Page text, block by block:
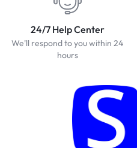
24/7 Help Center
We'll respond to you within 24
hours